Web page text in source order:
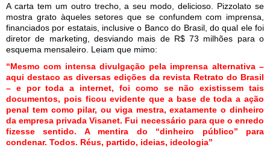
A carta tem um outro trecho, a seu modo, delicioso. Pizzolato se
mostra grato àqueles setores que se confundem com imprensa,
financiados por estatais, inclusive o Banco do Brasil, do qual ele foi
diretor de marketing, desviando mais de R$ 73 milhões para o
esquema mensaleiro. Leiam que mimo:
“Mesmo com intensa divulgação pela imprensa alternativa –
aqui destaco as diversas edições da revista Retrato do Brasil
– e por toda a internet, foi como se não existissem tais
documentos, pois ficou evidente que a base de toda a ação
penal tem como pilar, ou viga mestra, exatamente o dinheiro
da empresa privada Visanet. Fui necessário para que o enredo
fizesse sentido. A mentira do “dinheiro público” para
condenar. Todos. Réus, partido, ideias, ideologia”